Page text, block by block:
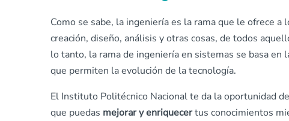
Como se sabe, la ingeniería es la rama que le ofrece a
creación, diseño, análisis y otras cosas, de todos
lo tanto, la rama de ingeniería en sistemas se basa en
que permiten la evolución de la tecnología.
El Instituto Politécnico Nacional te da la oportunidad
que puedas mejorar y enriquecertus conocimientos